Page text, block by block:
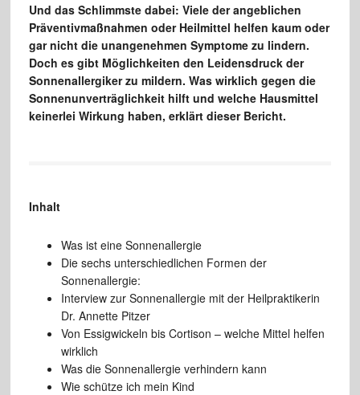
Und das Schlimmste dabei: Viele der angeblichen
Präventivmaßnahmen oder Heilmittel helfen kaum oder
gar nicht die unangenehmen Symptome zu lindern.
Doch es gibt Möglichkeiten den Leidensdruck der
Sonnenallergiker zu mildern. Was wirklich gegen die
Sonnenunverträglichkeit hilft und welche Hausmittel
keinerlei Wirkung haben, erklärt dieser Bericht.
Inhalt
Was ist eine Sonnenallergie
Die sechs unterschiedlichen Formen der
Sonnenallergie:
Interview zur Sonnenallergie mit der Heilpraktikerin
Dr. Annette Pitzer
Von Essigwickeln bis Cortison – welche Mittel helfen
wirklich
Was die Sonnenallergie verhindern kann
Wie schütze ich mein Kind